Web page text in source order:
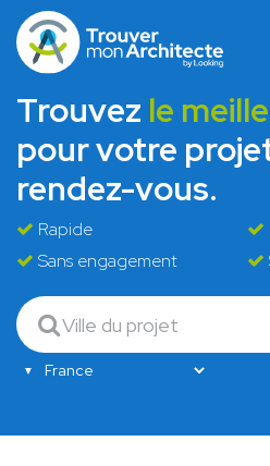
Trouvez le
pour votre
rendez-vous.
Rapide
Sans engagement